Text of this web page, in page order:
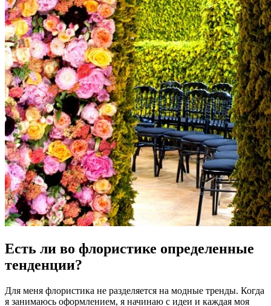
Есть ли во флористике определенные
тенденции?
Для меня флористика не разделяется на модные тренды. Когда
я занимаюсь оформлением, я начинаю с идеи и каждая моя